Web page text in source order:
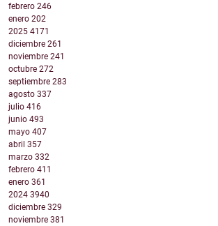
febrero 246
enero 202
2025 4171
diciembre 261
noviembre 241
octubre 272
septiembre 283
agosto 337
julio 416
junio 493
mayo 407
abril 357
marzo 332
febrero 411
enero 361
2024 3940
diciembre 329
noviembre 381